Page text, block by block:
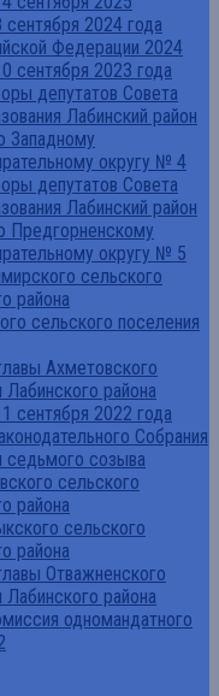
2024 года
Федерации 2024
сентября 2023 года
депутатов Совета
Лабинский район
Западному
округу № 4
депутатов Совета
Лабинский район
Предгорненскому
округу № 5
сельского
района
сельского поселения
Ахметовского
района
сентября 2022 года
Собрания
седьмого созыва
сельского
района
сельского
района
Отважненского
района
одномандатного